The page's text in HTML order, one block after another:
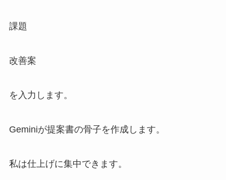
課題
改善案
を入力します。
Geminiが提案書の骨子を作成します。
私は仕上げに集中できます。